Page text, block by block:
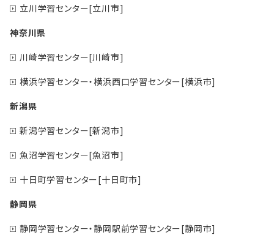
立川学習センター[立川市]
神奈川県
川崎学習センター[川崎市]
横浜学習センター・横浜西口学習センター[横浜市]
新潟県
新潟学習センター[新潟市]
魚沼学習センター[魚沼市]
十日町学習センター[十日町市]
静岡県
静岡学習センター・静岡駅前学習センター[静岡市]